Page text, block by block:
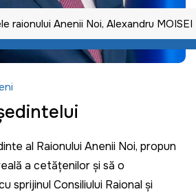
al Raionului Anenii Noi, propun
a cetățenilor și să o
sprijinul Consiliului Raional și
raionului Anenii Noi, Alexandru MOISEI